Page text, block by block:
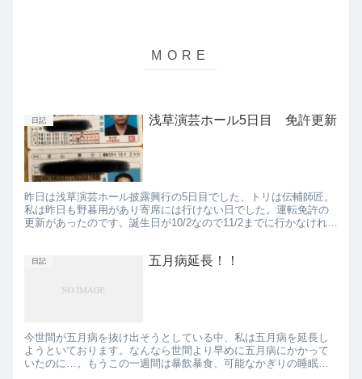
日記 浅草演芸ホール5日目 免許更新
昨日は浅草演芸ホール披露興行の5日目でした、トリは伝輔師匠。
私は昨日も野暮用があり寄席には行けない日でした。運転免許の
更新があったのです。誕生日が10/2なので11/2までに行かなければ
日記 五月病延長！！
今世間が五月病を抜け出そうとしている中、私は五月病を延長し
ようといております。なんなら世間より早めに五月病にかかって
いたのに…。もうこの一週間は暴飲暴食、可能なかぎりの睡眠、